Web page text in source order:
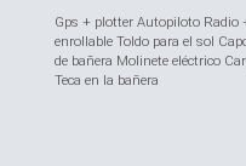
Gps + plotter Autopiloto Radio
enrollable Toldo para el sol
de bañera Molinete eléctrico
Teca en la bañera